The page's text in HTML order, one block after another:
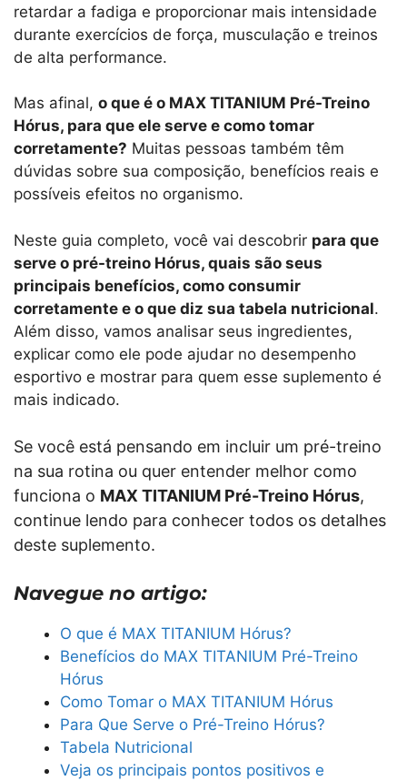
retardar a fadiga e proporcionar mais intensidade
durante exercícios de força, musculação e treinos
de alta performance.
Mas afinal, o que é o MAX TITANIUM Pré-Treino
Hórus, para que ele serve e como tomar
corretamente? Muitas pessoas também têm
dúvidas sobre sua composição, benefícios reais e
possíveis efeitos no organismo.
Neste guia completo, você vai descobrir para que
serve o pré-treino Hórus, quais são seus
principais benefícios, como consumir
corretamente e o que diz sua tabela nutricional.
Além disso, vamos analisar seus ingredientes,
explicar como ele pode ajudar no desempenho
esportivo e mostrar para quem esse suplemento é
mais indicado.
Se você está pensando em incluir um pré-treino
na sua rotina ou quer entender melhor como
funciona o MAX TITANIUM Pré-Treino Hórus,
continue lendo para conhecer todos os detalhes
deste suplemento.
Navegue no artigo:
O que é MAX TITANIUM Hórus?
Benefícios do MAX TITANIUM Pré-Treino
Hórus
Como Tomar o MAX TITANIUM Hórus
Para Que Serve o Pré-Treino Hórus?
Tabela Nutricional
Veja os principais pontos positivos e